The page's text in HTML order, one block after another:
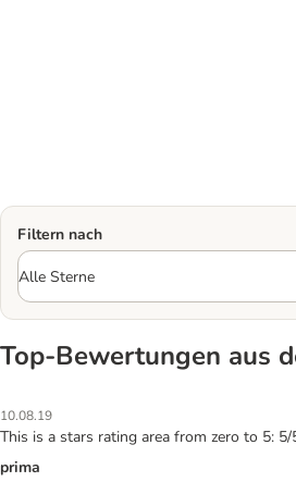
Filtern nach
Top‑Bewertungen aus
10.08.19
This is a stars rating area from zero to 5: 5/
prima